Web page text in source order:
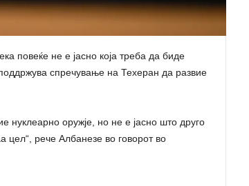
повеќе не е јасно која треба да биде
спречување на Техеран да развие
нуклеарно оружје, но не е јасно што друго
цел“, рече Албанезе во говорот во